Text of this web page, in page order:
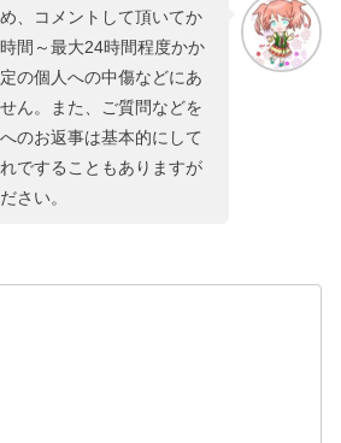
、コメントして頂いてか
間～最大24時間程度かか
の個人への中傷などにあ
ん。また、ご質問などを
のお返事は基本的にして
ですることもありますが
さい。